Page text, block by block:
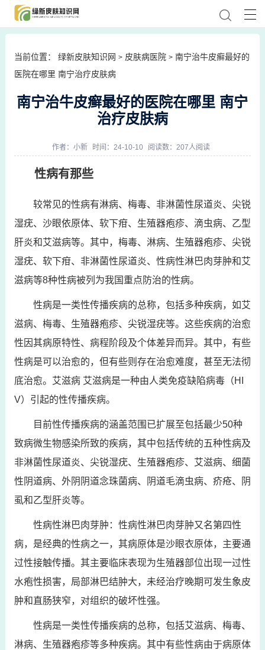
当前位置： 绿新皮肤知识网 > 皮肤病医院 > 南宁治牛皮癣最好的
医院在哪里 南宁治疗皮肤病
南宁治牛皮癣最好的医院在哪里 南宁
治疗皮肤病
作者： 小新 时间：24-10-10 阅读数：207人阅读
性病有那些
较常见的性病有淋病、梅毒、非淋菌性尿道炎、尖锐
湿疣、沙眼依原体、软下疳、生殖器疱疹、滴虫病、乙型
肝炎和艾滋病等。其中，梅毒、淋病、生殖器疱疹、尖锐
湿疣、软下疳、非淋菌性尿道炎、性病性淋巴肉芽肿和艾
滋病等8种性病被列为我国重点防治的性病。
性病是一类性传播疾病的总称，包括多种疾病，如艾
滋病、梅毒、生殖器疱疹、尖锐湿疣等。这些疾病的治愈
性因其病原特性、病程阶段及个体差异而异。其中，有些
性病是可以治愈的，但有些则存在治愈难度，甚至无法彻
底治愈。艾滋病 艾滋病是一种由人类免疫缺陷病毒（HI
V）引起的性传播疾病。
目前性传播疾病的涵盖范围已扩展至包括最少50种
致病微生物感染所致的疾病，其中包括传统的五种性病及
非淋菌性尿道炎、尖锐湿疣、生殖器疱疹、艾滋病、细菌
性阴道病、外阴阴道念珠菌病、阴道毛滴虫病、疥疮、阴
虱和乙型肝炎等。
性病性淋巴肉芽肿：性病性淋巴肉芽肿又名第四性
病，是经典的性病之一，其病原体是沙眼衣原体，主要通
过性接触传播。其主要临床表现为生殖器部位出现一过性
水疱性损害，局部淋巴结肿大，未经治疗晚期可发生象皮
肿和直肠狭窄，对组织的破坏性强。
性病是一类性传播疾病的总称，包括艾滋病、梅毒、
淋病、生殖器疱疹等多种疾病。其中有些性病由于病原体